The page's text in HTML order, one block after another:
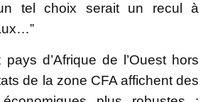
tel choix serait un recul à
d’Afrique de l’Ouest hors
de la zone CFA affichent des